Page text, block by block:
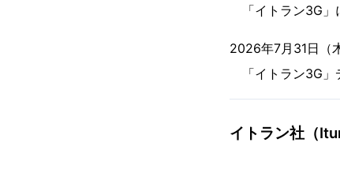
「イトラン3G」
2026年7月31日（
「イトラン3G」
イトラン社（